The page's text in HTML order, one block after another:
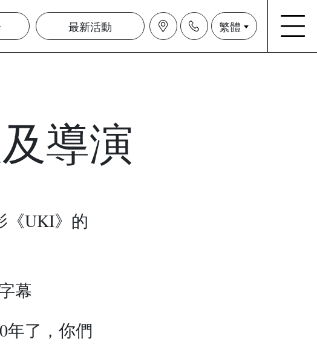
最新活動 繁體
導演
《UKI》的
幕
年了，你們